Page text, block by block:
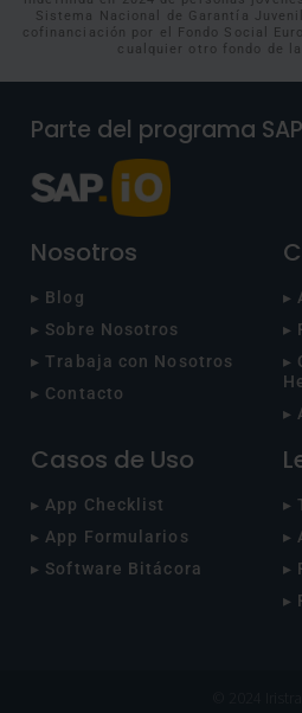
Sistema Nacional de Garantía
cofinanciación por el Fondo Social
cualquier otro fondo de la
Parte del programa
Nosotros
▸ Blog
▸ Sobre Nosotros
▸ Trabaja con Nosotros
▸ Contacto
▸
▸
▸
▸
Casos de Uso
▸ App Checklist
▸ App Formularios
▸ Software Bitácora
▸
▸
▸
▸